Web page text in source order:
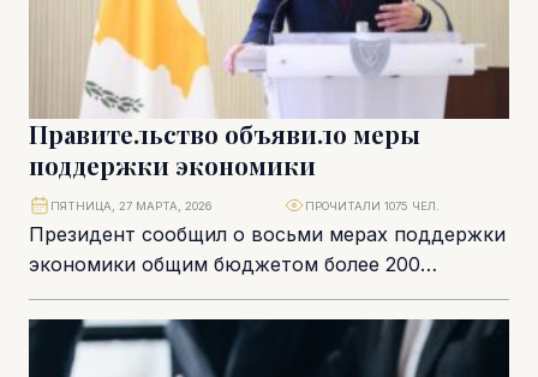
Правительство объявило меры
поддержки экономики
Президент сообщил о восьми мерах поддержки
экономики общим бюджетом более 200
миллионов евро. Было решено не
устанавливать потолок цен, но...
ПЯТНИЦА, 27 МАРТА, 2026 ПРОЧИТАЛИ 1075 ЧЕЛ.